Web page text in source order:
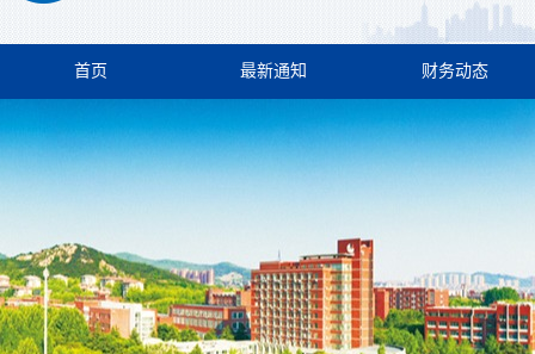
首页 最新通知 财务动态